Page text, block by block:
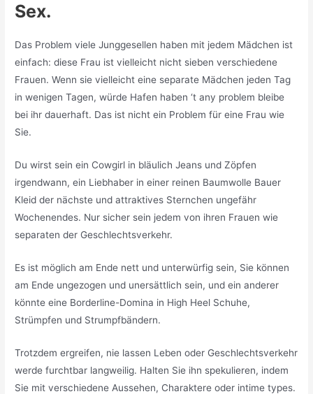
Sex.
Das Problem viele Junggesellen haben mit jedem Mädchen ist
einfach: diese Frau ist vielleicht nicht sieben verschiedene
Frauen. Wenn sie vielleicht eine separate Mädchen jeden Tag
in wenigen Tagen, würde Hafen haben ‘t any problem bleibe
bei ihr dauerhaft. Das ist nicht ein Problem für eine Frau wie
Sie.
Du wirst sein ein Cowgirl in bläulich Jeans und Zöpfen
irgendwann, ein Liebhaber in einer reinen Baumwolle Bauer
Kleid der nächste und attraktives Sternchen ungefähr
Wochenendes. Nur sicher sein jedem von ihren Frauen wie
separaten der Geschlechtsverkehr. ​​
Es ist möglich am Ende nett und unterwürfig sein, Sie können
am Ende ungezogen und unersättlich sein, und ein anderer
könnte eine Borderline-Domina in High Heel Schuhe,
Strümpfen und Strumpfbändern.
Trotzdem ergreifen, nie lassen Leben oder Geschlechtsverkehr
werde furchtbar langweilig. Halten Sie ihn spekulieren, indem
Sie mit verschiedene Aussehen, Charaktere oder intime types.